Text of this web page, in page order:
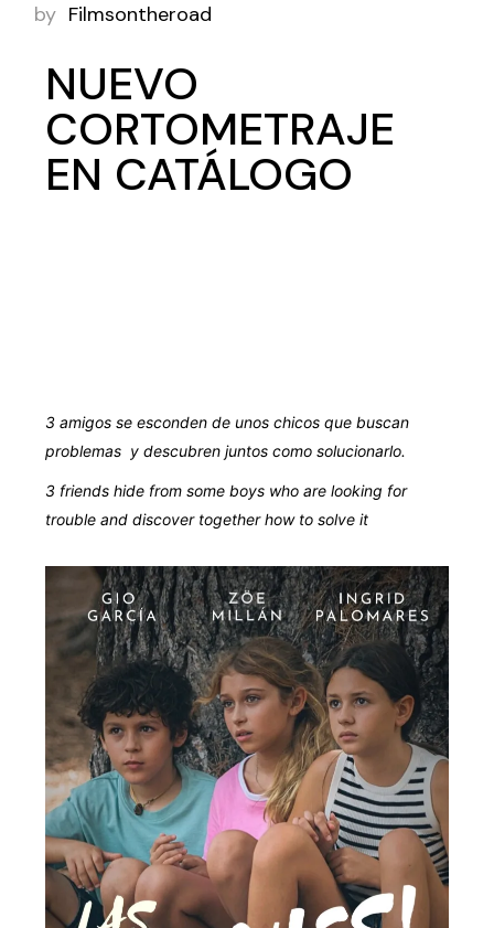
by Filmsontheroad
NUEVO
CORTOMETRAJE
EN CATÁLOGO
3 amigos se esconden de unos chicos que buscan
problemas y descubren juntos como solucionarlo.
3 friends hide from some boys who are looking for
trouble and discover together how to solve it